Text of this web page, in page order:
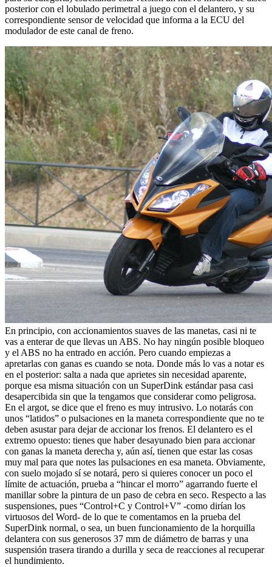
posterior con el lobulado perimetral a juego con el delantero, y su
correspondiente sensor de velocidad que informa a la ECU del
modulador de este canal de freno.
En principio, con accionamientos suaves de las manetas, casi ni te
vas a enterar de que llevas un ABS. No hay ningún posible bloqueo
y el ABS no ha entrado en acción. Pero cuando empiezas a
apretarlas con ganas es cuando se nota. Donde más lo vas a notar es
en el posterior: salta a nada que aprietes sin necesidad aparente,
porque esa misma situación con un SuperDink estándar pasa casi
desapercibida sin que la tengamos que considerar como peligrosa.
En el argot, se dice que el freno es muy intrusivo. Lo notarás con
unos “latidos” o pulsaciones en la maneta correspondiente que no te
deben asustar para dejar de accionar los frenos. El delantero es el
extremo opuesto: tienes que haber desayunado bien para accionar
con ganas la maneta derecha y, aún así, tienen que estar las cosas
muy mal para que notes las pulsaciones en esa maneta. Obviamente,
con suelo mojado sí se notará, pero si quieres conocer un poco el
límite de actuación, prueba a “hincar el morro” agarrando fuerte el
manillar sobre la pintura de un paso de cebra en seco. Respecto a las
suspensiones, pues “Control+C y Control+V” -como dirían los
virtuosos del Word- de lo que te comentamos en la prueba del
SuperDink normal, o sea, un buen funcionamiento de la horquilla
delantera con sus generosos 37 mm de diámetro de barras y una
suspensión trasera tirando a durilla y seca de reacciones al recuperar
el hundimiento.